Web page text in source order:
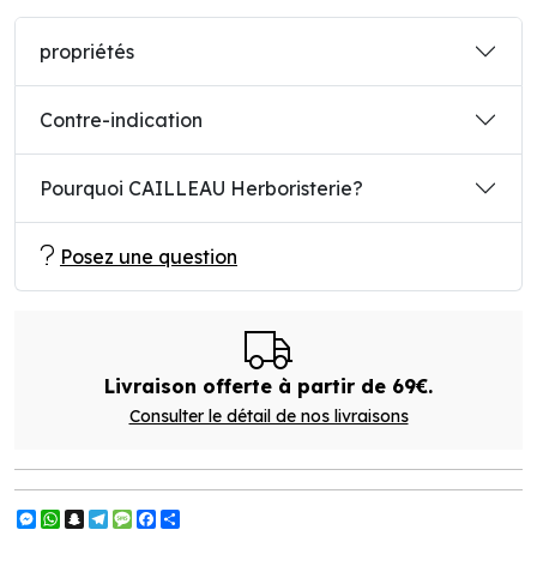
propriétés
Contre-indication
Pourquoi CAILLEAU Herboristerie?
Posez une question
Livraison offerte à partir de 69€.
Consulter le détail de nos livraisons
Messenger
WhatsApp
Snapchat
Telegram
Message
Facebook